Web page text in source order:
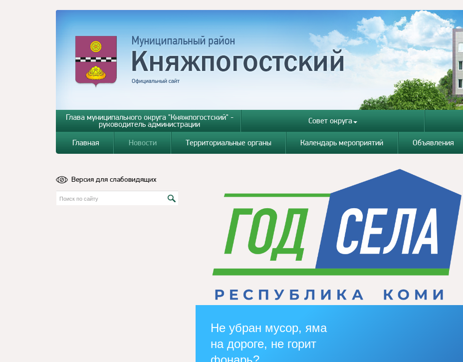
Глава муниципального округа "Княжпогостский" -
руководитель администрации Совет округа
Главная Новости Территориальные органы Календарь мероприятий Объявления
Версия для слабовидящих
Не убран мусор, яма
на дороге, не горит